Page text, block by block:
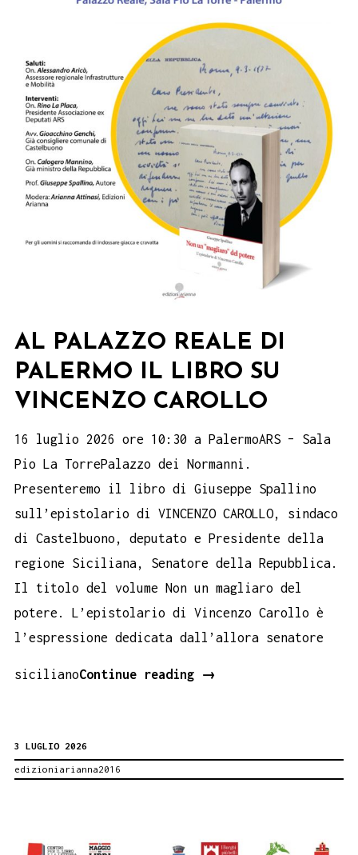
AL PALAZZO REALE DI
PALERMO IL LIBRO SU
VINCENZO CAROLLO
16 luglio 2026 ore 10:30 a PalermoARS – Sala
Pio La TorrePalazzo dei Normanni.
Presenteremo il libro di Giuseppe Spallino
sull’epistolario di VINCENZO CAROLLO, sindaco
di Castelbuono, deputato e Presidente della
regione Siciliana, Senatore della Repubblica.
Il titolo del volume Non un magliaro del
potere. L’epistolario di Vincenzo Carollo è
l’espressione dedicata dall’allora senatore
sicilianoContinue reading
Al
su
→
3 LUGLIO 2026
edizioniarianna2016